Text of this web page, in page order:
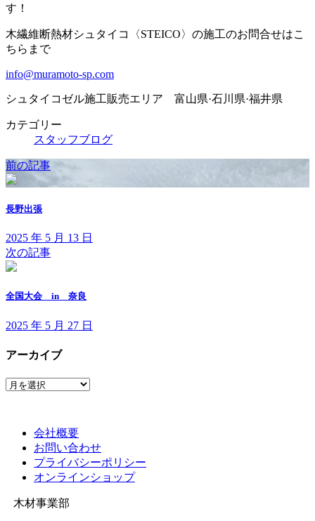
す！
木繊維断熱材シュタイコ〈STEICO〉の施工のお問合せはこ
ちらまで
info@muramoto-sp.com
シュタイコゼル施工販売エリア 富山県·石川県·福井県
カテゴリー
スタッフブログ
前の記事
長野出張
2025 年 5 月 13 日
次の記事
全国大会 in 奈良
2025 年 5 月 27 日
アーカイブ
ア
会社概要
お問い合わせ
プライバシーポリシー
オンラインショップ
木材事業部